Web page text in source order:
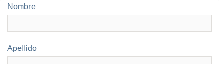
Nombre
Apellido